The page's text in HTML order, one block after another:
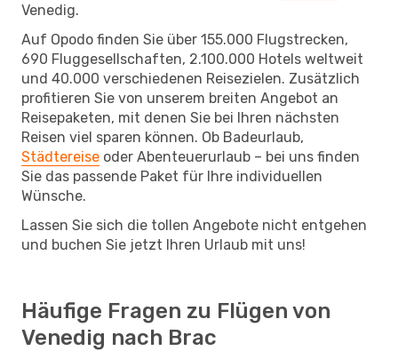
Venedig.
Auf Opodo finden Sie über 155.000 Flugstrecken,
690 Fluggesellschaften, 2.100.000 Hotels weltweit
und 40.000 verschiedenen Reisezielen. Zusätzlich
profitieren Sie von unserem breiten Angebot an
Reisepaketen, mit denen Sie bei Ihren nächsten
Reisen viel sparen können. Ob Badeurlaub,
Städtereise oder Abenteuerurlaub – bei uns finden
Sie das passende Paket für Ihre individuellen
Wünsche.
Lassen Sie sich die tollen Angebote nicht entgehen
und buchen Sie jetzt Ihren Urlaub mit uns!
Häufige Fragen zu Flügen von
Venedig nach Brac